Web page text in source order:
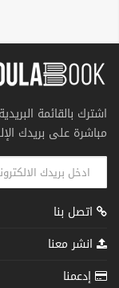
اشترك بالقائمة
مباشرة على بريدك
اتصل بنا
انشر معنا
إدعمنا